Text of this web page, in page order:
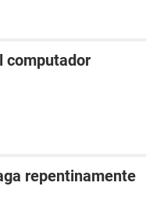
computador
repentinamente